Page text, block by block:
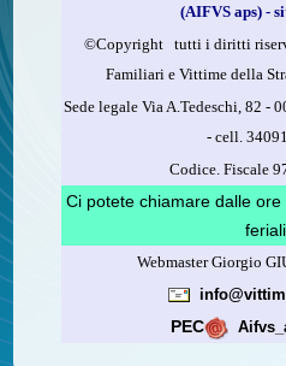
Compila la scheda CUD o del
Firma nel riquadro indicato
organizzazioni non lucrative di
Indica nel riquadro il codice
97184320584
Leggi come
(versione
(AIFVS aps) -
©​Copyright tutti i diritti
Familiari e Vittime della
Sede legale Via A.Tedeschi, 82 -
-cell.
Codice. Fiscale
Ci potete chiamare dalle
Webmaster Giorgio
PEC